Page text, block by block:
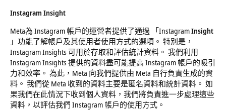
Instagram Insight
Meta為 Instagram 帳戶的運營者提供了通過 「InstagramInsight
」功能了解帳戶及其使用者使用方式的選項。 特別是，
Instagram Insights 可用於存取和評估統計資料。 我們利用
Instagram Insights 提供的資料盡可能提高 Instagram 帳戶的吸引
力和效率。 為此，Meta 向我們提供由 Meta 自行負責生成的資
料。 我們從 Meta 收到的資料主要是匿名資料和統計資料。 如
果我們在此情況下收到個人資料，我們將負責進一步處理這些
資料，以評估我們 Instagram 帳戶的使用方式。